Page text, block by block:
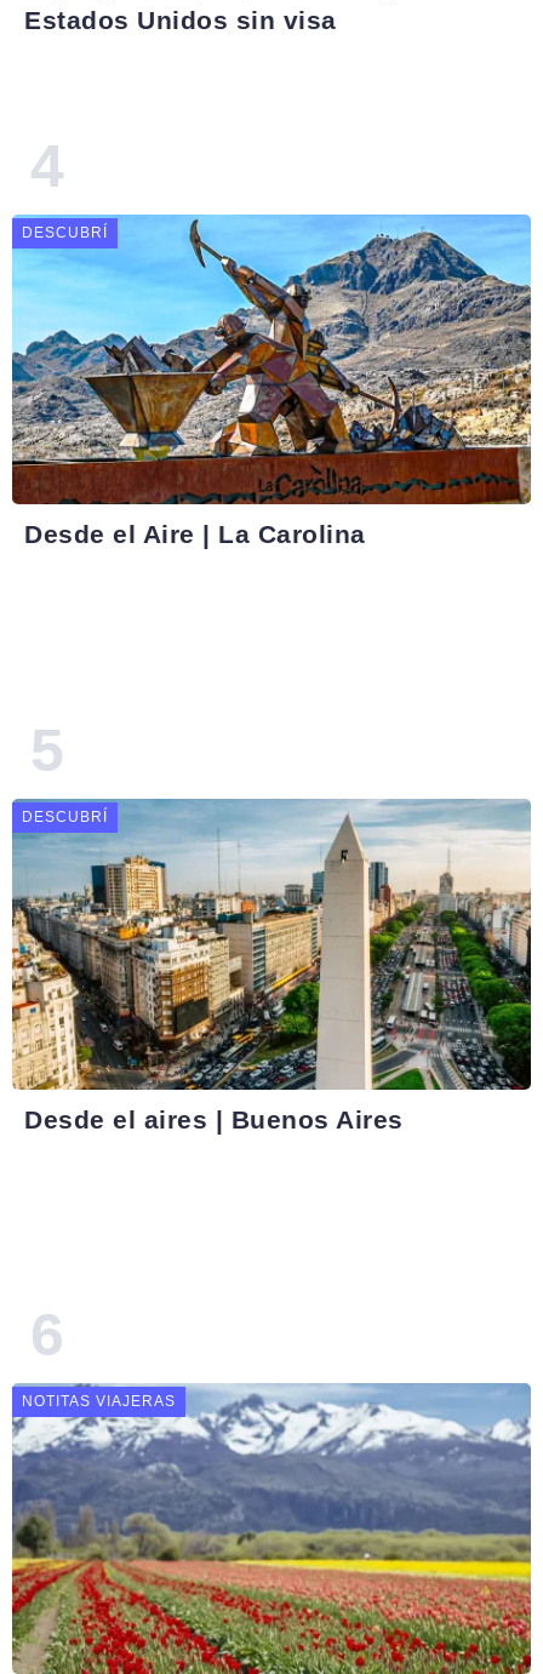
Estados Unidos sin visa
DESCUBRÍ
Desde el Aire | La Carolina
DESCUBRÍ
Desde el aires | Buenos Aires
NOTITAS VIAJERAS